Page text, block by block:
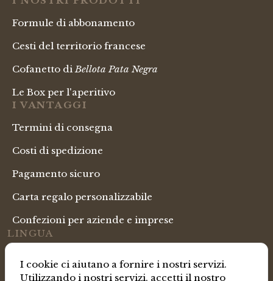
Formule di abbonamento
Cesti del territorio francese
Cofanetto diBellota Pata Negra
Le Box per l'aperitivo
I VANTAGGI
Termini di consegna
Costi di spedizione
Pagamento sicuro
Carta regalo personalizzabile
Confezioni per aziende e imprese
LINGUA
Italian
I cookie ci aiutano a fornire i nostri servizi.
Utilizzando i nostri servizi, accetti il ​​nostro